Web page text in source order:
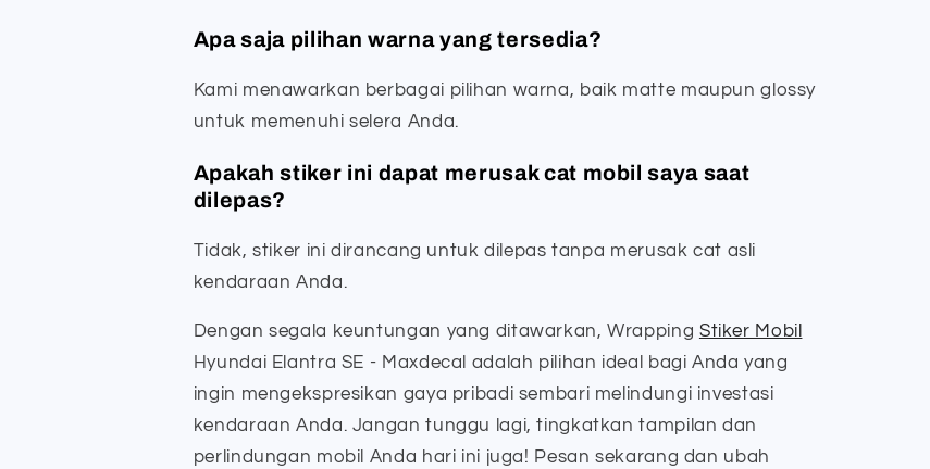
Apa saja pilihan warna yang tersedia?
Kami menawarkan berbagai pilihan warna, baik matte maupun glossy
untuk memenuhi selera Anda.
Apakah stiker ini dapat merusak cat mobil saya saat
dilepas?
Tidak, stiker ini dirancang untuk dilepas tanpa merusak cat asli
kendaraan Anda.
Dengan segala keuntungan yang ditawarkan, Wrapping Stiker Mobil
Hyundai Elantra SE - Maxdecal adalah pilihan ideal bagi Anda yang
ingin mengekspresikan gaya pribadi sembari melindungi investasi
kendaraan Anda. Jangan tunggu lagi, tingkatkan tampilan dan
perlindungan mobil Anda hari ini juga! Pesan sekarang dan ubah